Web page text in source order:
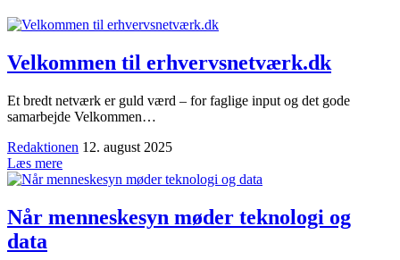
Velkommen til erhvervsnetværk.dk
Et bredt netværk er guld værd – for faglige input og det gode
samarbejde Velkommen…
Redaktionen 12. august 2025
Læs mere
Når menneskesyn møder teknologi og
data